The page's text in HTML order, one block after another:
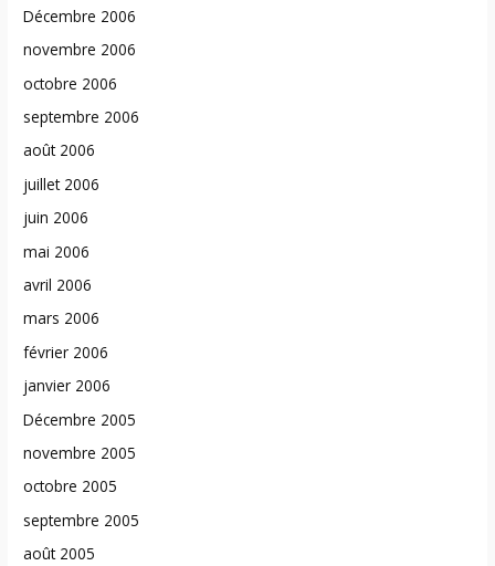
Décembre 2006
novembre 2006
octobre 2006
septembre 2006
août 2006
juillet 2006
juin 2006
mai 2006
avril 2006
mars 2006
février 2006
janvier 2006
Décembre 2005
novembre 2005
octobre 2005
septembre 2005
août 2005